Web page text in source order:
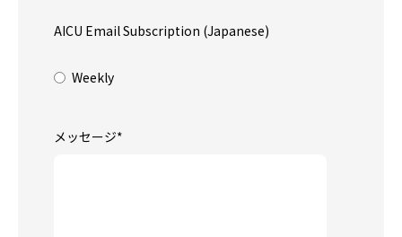
AICU Email Subscription (Japanese)
Weekly
メッセージ*